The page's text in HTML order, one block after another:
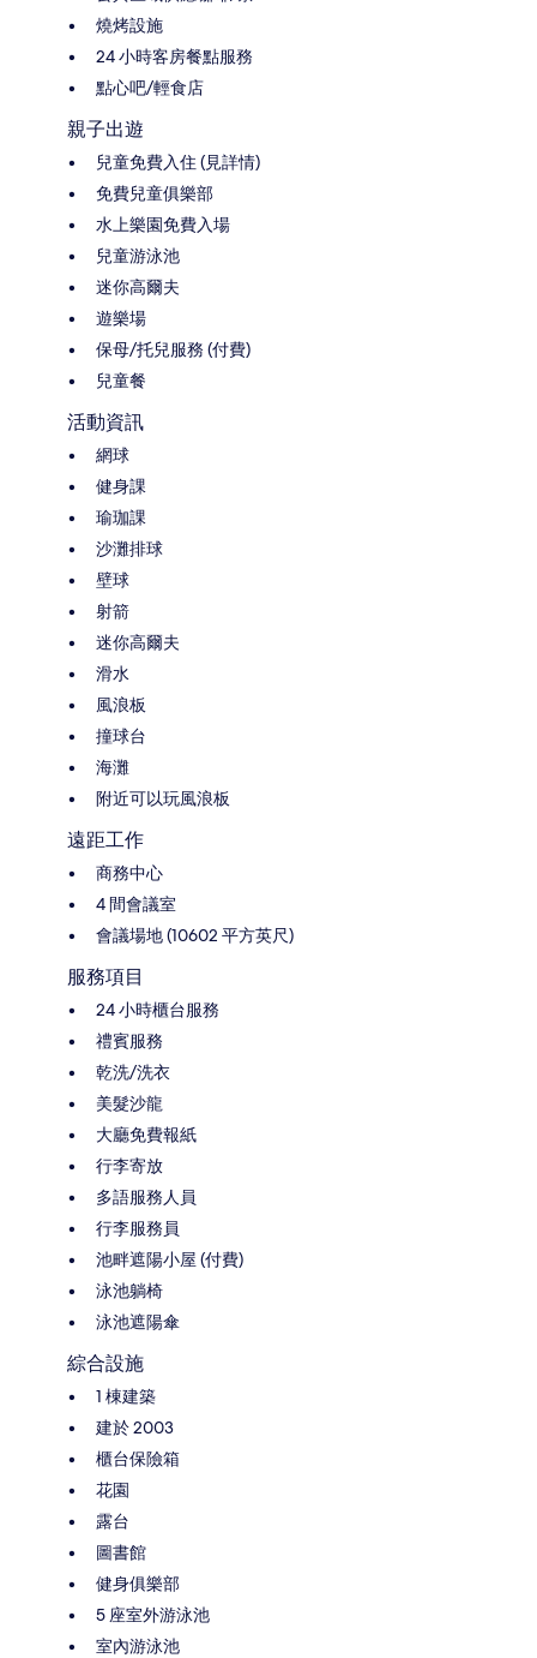
燒烤設施
24 小時客房餐點服務
點心吧/輕食店
親子出遊
兒童免費入住 (見詳情)
免費兒童俱樂部
水上樂園免費入場
兒童游泳池
迷你高爾夫
遊樂場
保母/托兒服務 (付費)
兒童餐
活動資訊
網球
健身課
瑜珈課
沙灘排球
壁球
射箭
迷你高爾夫
滑水
風浪板
撞球台
海灘
附近可以玩風浪板
遠距工作
商務中心
4 間會議室
會議場地 (10602 平方英尺)
服務項目
24 小時櫃台服務
禮賓服務
乾洗/洗衣
美髮沙龍
大廳免費報紙
行李寄放
多語服務人員
行李服務員
池畔遮陽小屋 (付費)
泳池躺椅
泳池遮陽傘
綜合設施
1 棟建築
建於 2003
櫃台保險箱
花園
露台
圖書館
健身俱樂部
5 座室外游泳池
室內游泳池